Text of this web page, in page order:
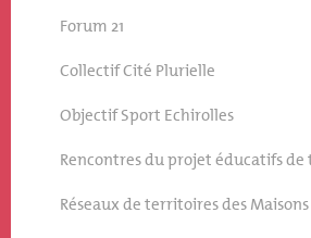
Forum 21
Collectif Cité Plurielle
Objectif Sport Echirolles
Rencontres du projet éducatifs
Réseaux de territoires des